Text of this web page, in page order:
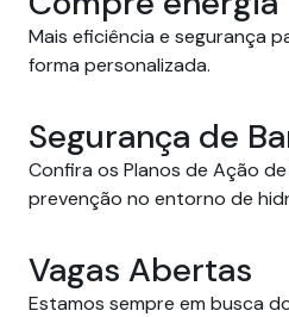
Mais eficiência e segurança
forma personalizada.
Segurança de
Confira os Planos de Ação
prevenção no entorno de
Vagas Abertas
Estamos sempre em busca